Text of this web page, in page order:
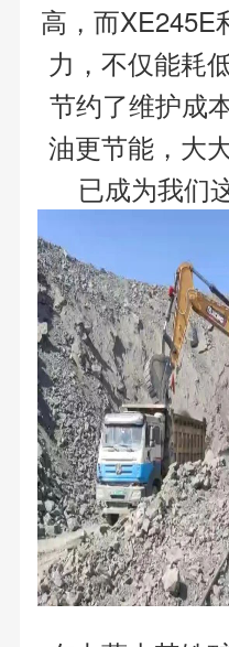
高，而XE245E
力，不仅能耗
节约了维护成
油更节能，大
已成为我们